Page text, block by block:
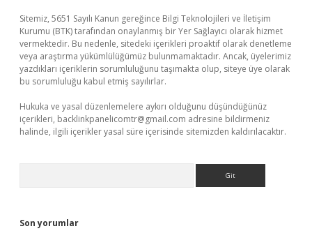
Sitemiz, 5651 Sayılı Kanun gereğince Bilgi Teknolojileri ve İletişim
Kurumu (BTK) tarafından onaylanmış bir Yer Sağlayıcı olarak hizmet
vermektedir. Bu nedenle, sitedeki içerikleri proaktif olarak denetleme
veya araştırma yükümlülüğümüz bulunmamaktadır. Ancak, üyelerimiz
yazdıkları içeriklerin sorumluluğunu taşımakta olup, siteye üye olarak
bu sorumluluğu kabul etmiş sayılırlar.
Hukuka ve yasal düzenlemelere aykırı olduğunu düşündüğünüz
içerikleri, backlinkpanelicomtr@gmail.com adresine bildirmeniz
halinde, ilgili içerikler yasal süre içerisinde sitemizden kaldırılacaktır.
Son yorumlar